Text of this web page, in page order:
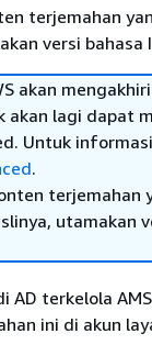
terjemahan
versi bahasa
akan
akan lagi dapat
Untuk informasi
.
terjemahan
utamakan
AD terkelola
ini di akun